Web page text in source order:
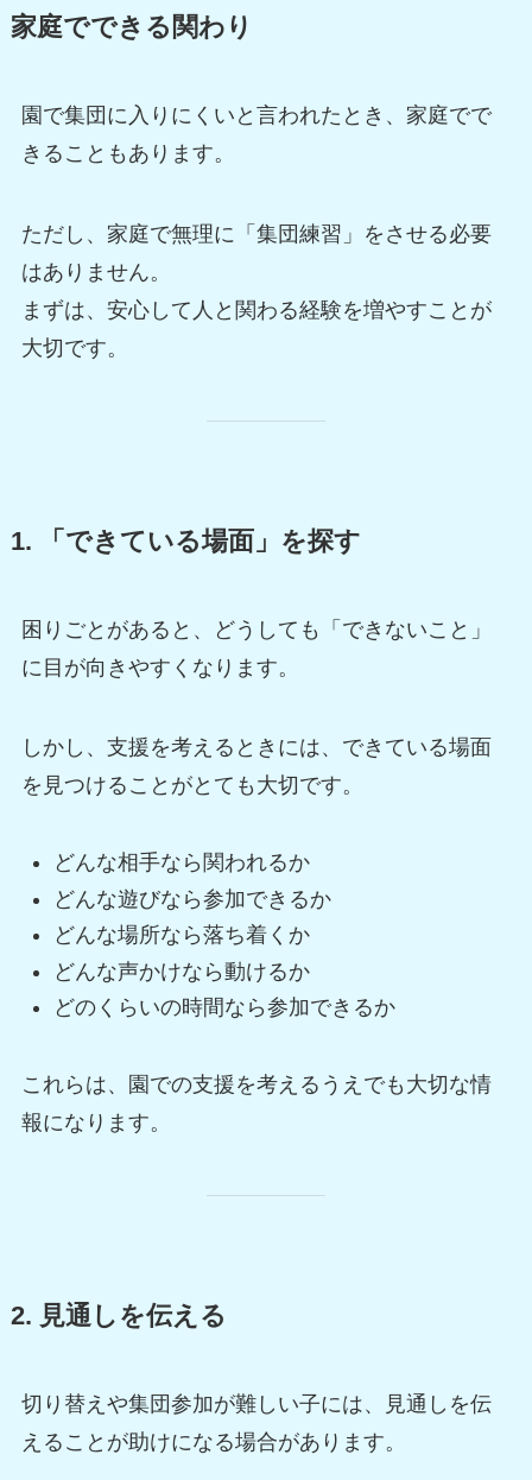
家庭でできる関わり
園で集団に入りにくいと言われたとき、家庭でで
きることもあります。
ただし、家庭で無理に「集団練習」をさせる必要
はありません。
まずは、安心して人と関わる経験を増やすことが
大切です。
1. 「できている場面」を探す
困りごとがあると、どうしても「できないこと」
に目が向きやすくなります。
しかし、支援を考えるときには、できている場面
を見つけることがとても大切です。
どんな相手なら関われるか
どんな遊びなら参加できるか
どんな場所なら落ち着くか
どんな声かけなら動けるか
どのくらいの時間なら参加できるか
これらは、園での支援を考えるうえでも大切な情
報になります。
2. 見通しを伝える
切り替えや集団参加が難しい子には、見通しを伝
えることが助けになる場合があります。